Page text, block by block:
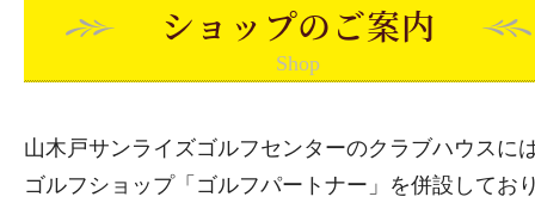
ショップのご案内
Shop
山木戸サンライズゴルフセンターのクラブハウスに
ゴルフショップ「ゴルフパートナー」を併設してお